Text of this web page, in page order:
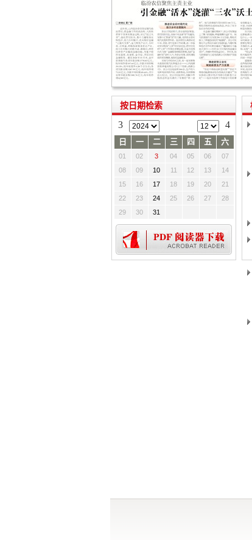
按日期检索
3 4
日 一 二 三 四 五 六
01 02 3 04 05 06
07
08
09 10 11 12 13
14
15
16 17 18 19 20
21
22
23 24 25 26 27
28
29
30 31